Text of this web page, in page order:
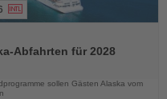
Abfahrten für 2028
sollen Gästen Alaska vom